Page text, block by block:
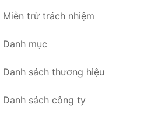
Miễn trừ trách nhiệm
Danh mục
Danh sách thương hiệu
Danh sách công ty